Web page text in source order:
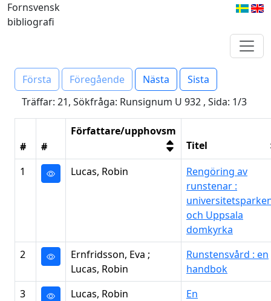
Fornsvensk
bibliografi
Första Föregående Nästa
Sista
Träffar: 21, Sökfråga: Runsignum U 932 , Sida: 1/3
# #
Författare/upphovsm
Titel
1
Lucas, Robin
Rengöring av
runstenar :
och Uppsala
domkyrka
2
Ernfridsson, Eva ;
Lucas, Robin
Runstensvård : en
handbok
3
Lucas, Robin
En